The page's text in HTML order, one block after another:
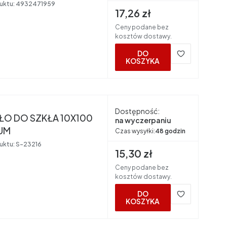
4932471959
Cena brutto
17,26 zł
Ceny podane bez
kosztów dostawy.
DO
KOSZYKA
DO SZKŁA 10X100
S-23216
Dostępność:
na wyczerpaniu
Czas wysyłki:48 godzin
Cena brutto
15,30 zł
Ceny podane bez
kosztów dostawy.
DO
KOSZYKA